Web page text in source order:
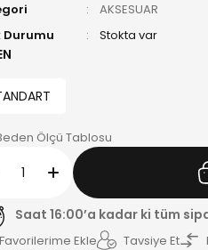
AKSESUAR
Durumu
Stokta var
Ölçü Tablosu
Saat 16:00’a kadar ki tüm
Tavsiye Et